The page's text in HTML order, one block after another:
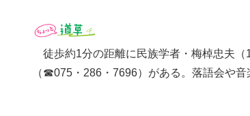
徒歩約1分の距離に民族学者・梅棹忠夫（
（☎075・286・7696）がある。落語会や